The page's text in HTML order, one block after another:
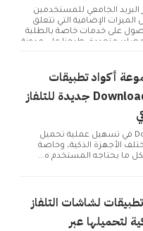
البريد الجامعي للمستخدمين
الإضافية التي تتعلق
على خدمات خاصة بالطلبة
متعددة. طرحنا على مدونة
أكواد تطبيقات
Downloader جديدة للتلفاز
ساهم تطبيق Downloader في تسهيل عملية تحميل
الأجهزة الذكية، وخاصة
ما يحتاجه المستخدم ه...
10 تطبيقات لشاشات التلفاز
لتحميلها عبر